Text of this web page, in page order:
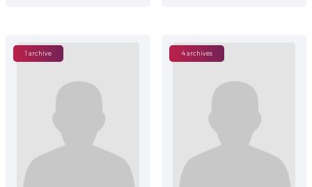
1 archive 4 archives